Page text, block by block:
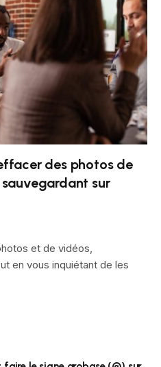
des photos de
sur
et de vidéos,
en vous inquiétant de les